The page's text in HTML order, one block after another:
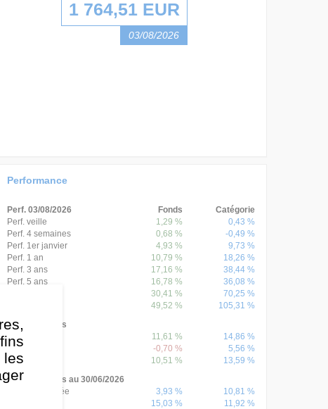
1 764,51 EUR
03/08/2026
Performance
Perf. 03/08/2026 Fonds
Catégorie
Perf. veille
1,29 %
0,43 %
Perf. 4 semaines
0,68 %
-0,49 %
Perf. 1er janvier
4,93 %
9,73 %
Perf. 1 an
10,79 %
18,26 %
Perf. 3 ans
17,16 %
38,44 %
Perf. 5 ans
16,78 %
36,08 %
30,41 %
70,25 %
49,52 %
105,31 %
Perf. annuelles
Perf. 2025
11,61 %
14,86 %
Perf. 2024
-0,70 %
5,56 %
Perf. 2023
10,51 %
13,59 %
Données 3 ans au 30/06/2026
Perf. annualisée
3,93 %
10,81 %
15,03 %
11,92 %